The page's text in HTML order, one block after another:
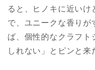
ると、ヒノキに近いけ
で、ユニークな香りが
ば、個性的なクラフト
しれない」とピンと来